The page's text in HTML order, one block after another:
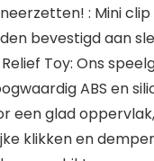
: Mini
bevestigd aan
Toy: Ons
ABS en
een glad
klikken en